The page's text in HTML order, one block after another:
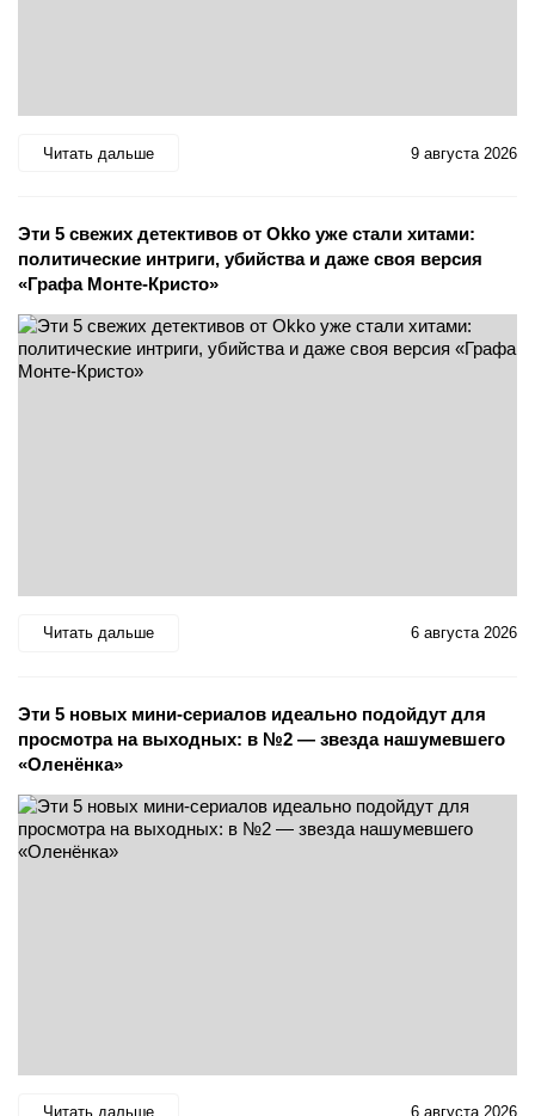
Читать дальше 9 августа 2026
Эти 5 свежих детективов от Okko уже стали хитами:
политические интриги, убийства и даже своя версия
«Графа Монте-Кристо»
Читать дальше 6 августа 2026
Эти 5 новых мини-сериалов идеально подойдут для
просмотра на выходных: в №2 — звезда нашумевшего
«Оленёнка»
Читать дальше 6 августа 2026